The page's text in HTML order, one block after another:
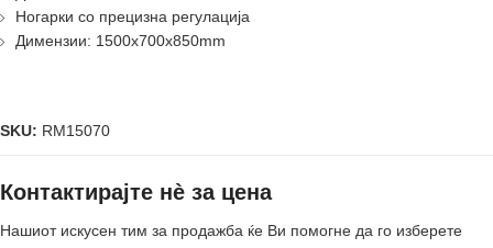
Ногарки со прецизна регулација
Димензии: 1500x700x850mm
SKU: RM15070
Контактирајте нè за цена
Нашиот искусен тим за продажба ќе Ви помогне да го изберете